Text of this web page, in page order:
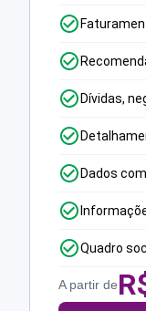
Dívidas,
Dados
Quadro
A partir de